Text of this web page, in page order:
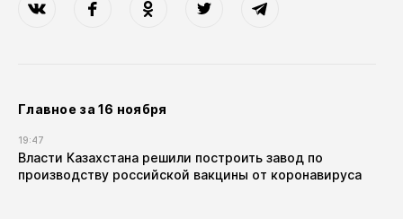
Главное за 16 ноября
19:47
Власти Казахстана решили построить завод по
производству российской вакцины от коронавируса